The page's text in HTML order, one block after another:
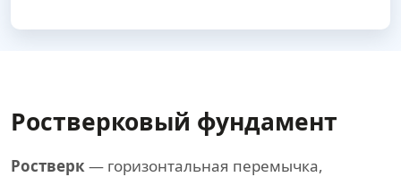
Ростверковый фундамент
Ростверк— горизонтальная перемычка,